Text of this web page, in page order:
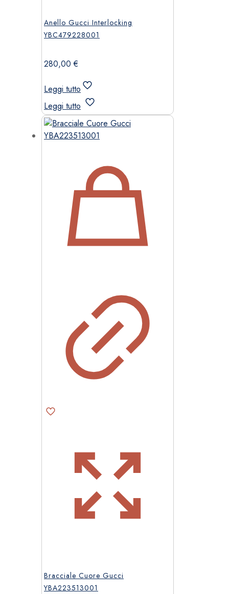
Anello Gucci Interlocking
YBC479228001
280,00€
Leggi tutto
Leggi tutto
Bracciale Cuore Gucci
YBA223513001